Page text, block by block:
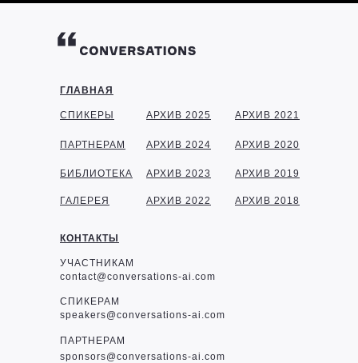
ГЛАВНАЯ
КОНТАКТЫ
СПИКЕРЫ
ПАРТНЕРАМ
БИБЛИОТЕКА
УЧАСТНИКАМ
contact@conversations-ai.com
СПИКЕРАМ
speakers@conversations-ai.com
ПАРТНЕРАМ
sponsors@conversations-ai.com
ГАЛЕРЕЯ
АРХИВ 2025
АРХИВ 2024
АРХИВ 2023
АРХИВ 2022
АРХИВ 2021
АРХИВ 2020
АРХИВ 2019
АРХИВ 2018